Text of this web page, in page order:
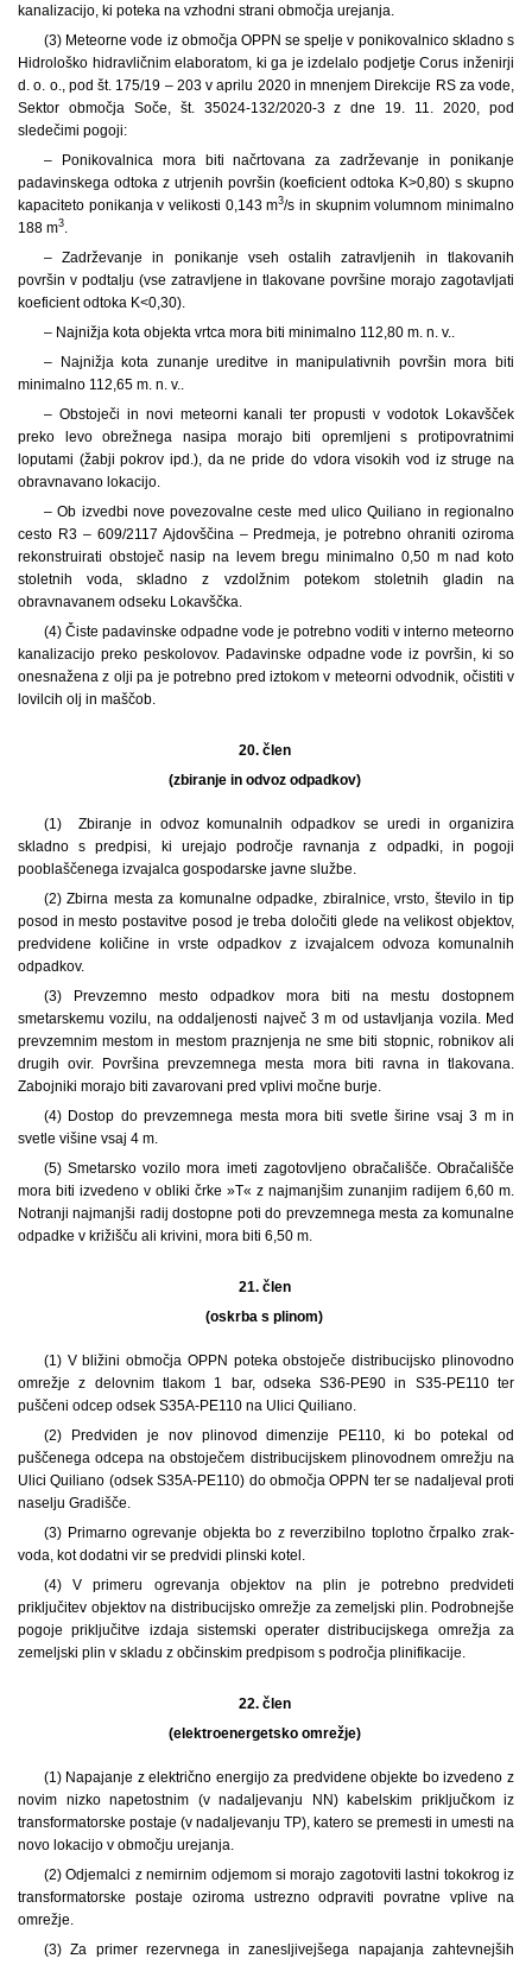
kanalizacijo, ki poteka na vzhodni strani območja urejanja.
(3) Meteorne vode iz območja OPPN se spelje v ponikovalnico skladno s
Hidrološko hidravličnim elaboratom, ki ga je izdelalo podjetje Corus inženirji
d. o. o., pod št. 175/19 – 203 v aprilu 2020 in mnenjem Direkcije RS za vode,
Sektor območja Soče, št. 35024-132/2020-3 z dne 19. 11. 2020, pod
sledečimi pogoji:
– Ponikovalnica mora biti načrtovana za zadrževanje in ponikanje
padavinskega odtoka z utrjenih površin (koeficient odtoka K>0,80) s skupno
kapaciteto ponikanja v velikosti 0,143 m3/s in skupnim volumnom minimalno
188 m3.
– Zadrževanje in ponikanje vseh ostalih zatravljenih in tlakovanih
površin v podtalju (vse zatravljene in tlakovane površine morajo zagotavljati
koeficient odtoka K<0,30).
– Najnižja kota objekta vrtca mora biti minimalno 112,80 m. n. v..
– Najnižja kota zunanje ureditve in manipulativnih površin mora biti
minimalno 112,65 m. n. v..
– Obstoječi in novi meteorni kanali ter propusti v vodotok Lokavšček
preko levo obrežnega nasipa morajo biti opremljeni s protipovratnimi
loputami (žabji pokrov ipd.), da ne pride do vdora visokih vod iz struge na
obravnavano lokacijo.
– Ob izvedbi nove povezovalne ceste med ulico Quiliano in regionalno
cesto R3 – 609/2117 Ajdovščina – Predmeja, je potrebno ohraniti oziroma
rekonstruirati obstoječ nasip na levem bregu minimalno 0,50 m nad koto
stoletnih voda, skladno z vzdolžnim potekom stoletnih gladin na
obravnavanem odseku Lokavščka.
(4) Čiste padavinske odpadne vode je potrebno voditi v interno meteorno
kanalizacijo preko peskolovov. Padavinske odpadne vode iz površin, ki so
onesnažena z olji pa je potrebno pred iztokom v meteorni odvodnik, očistiti v
lovilcih olj in maščob.
20. člen
(zbiranje in odvoz odpadkov)
(1) Zbiranje in odvoz komunalnih odpadkov se uredi in organizira
skladno s predpisi, ki urejajo področje ravnanja z odpadki, in pogoji
pooblaščenega izvajalca gospodarske javne službe.
(2) Zbirna mesta za komunalne odpadke, zbiralnice, vrsto, število in tip
posod in mesto postavitve posod je treba določiti glede na velikost objektov,
predvidene količine in vrste odpadkov z izvajalcem odvoza komunalnih
odpadkov.
(3) Prevzemno mesto odpadkov mora biti na mestu dostopnem
smetarskemu vozilu, na oddaljenosti največ 3 m od ustavljanja vozila. Med
prevzemnim mestom in mestom praznjenja ne sme biti stopnic, robnikov ali
drugih ovir. Površina prevzemnega mesta mora biti ravna in tlakovana.
Zabojniki morajo biti zavarovani pred vplivi močne burje.
(4) Dostop do prevzemnega mesta mora biti svetle širine vsaj 3 m in
svetle višine vsaj 4 m.
(5) Smetarsko vozilo mora imeti zagotovljeno obračališče. Obračališče
mora biti izvedeno v obliki črke »T« z najmanjšim zunanjim radijem 6,60 m.
Notranji najmanjši radij dostopne poti do prevzemnega mesta za komunalne
odpadke v križišču ali krivini, mora biti 6,50 m.
21. člen
(oskrba s plinom)
(1) V bližini območja OPPN poteka obstoječe distribucijsko plinovodno
omrežje z delovnim tlakom 1 bar, odseka S36-PE90 in S35-PE110 ter
puščeni odcep odsek S35A-PE110 na Ulici Quiliano.
(2) Predviden je nov plinovod dimenzije PE110, ki bo potekal od
puščenega odcepa na obstoječem distribucijskem plinovodnem omrežju na
Ulici Quiliano (odsek S35A-PE110) do območja OPPN ter se nadaljeval proti
naselju Gradišče.
(3) Primarno ogrevanje objekta bo z reverzibilno toplotno črpalko zrak-
voda, kot dodatni vir se predvidi plinski kotel.
(4) V primeru ogrevanja objektov na plin je potrebno predvideti
priključitev objektov na distribucijsko omrežje za zemeljski plin. Podrobnejše
pogoje priključitve izdaja sistemski operater distribucijskega omrežja za
zemeljski plin v skladu z občinskim predpisom s področja plinifikacije.
22. člen
(elektroenergetsko omrežje)
(1) Napajanje z električno energijo za predvidene objekte bo izvedeno z
novim nizko napetostnim (v nadaljevanju NN) kabelskim priključkom iz
transformatorske postaje (v nadaljevanju TP), katero se premesti in umesti na
novo lokacijo v območju urejanja.
(2) Odjemalci z nemirnim odjemom si morajo zagotoviti lastni tokokrog iz
transformatorske postaje oziroma ustrezno odpraviti povratne vplive na
omrežje.
(3) Za primer rezervnega in zanesljivejšega napajanja zahtevnejših